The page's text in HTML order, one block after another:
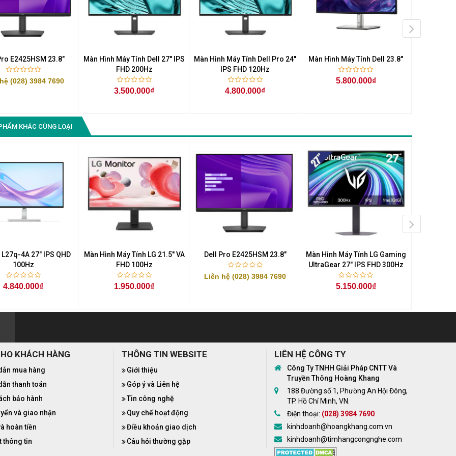
E2425HSM 23.8"
(028) 3984 7690
Màn Hình Máy Tính Dell 27'' IPS
FHD 200Hz
3.500.000₫
Màn Hình Máy Tính Dell Pro 24''
IPS FHD 120Hz
4.800.000₫
Màn Hình Máy Tính Dell 23.8"
5.800.000₫
KHÁC CÙNG LOẠI
4A 27" IPS QHD
100Hz
4.840.000₫
Màn Hình Máy Tính LG 21.5'' VA
FHD 100Hz
1.950.000₫
Dell Pro E2425HSM 23.8"
Liên hệ (028) 3984 7690
Màn Hình Máy Tính LG Gaming
UltraGear 27" IPS FHD 300Hz
5.150.000₫
KHÁCH HÀNG
mua hàng
thanh toán
bảo hành
và giao nhận
hoàn tiền
thông tin
THÔNG TIN WEBSITE
Giới thiệu
Góp ý và Liên hệ
Tin công nghệ
Quy chế hoạt động
Điều khoản giao dịch
Câu hỏi thường gặp
LIÊN HỆ CÔNG TY
Công Ty TNHH Giải Pháp CNTT Và
Truyền Thông Hoàng Khang
188 Đường số 1, Phường An Hội Đông,
TP. Hồ Chí Minh, VN.
Điện thoại: (028) 3984 7690
kinhdoanh@hoangkhang.com.vn
kinhdoanh@timhangcongnghe.com